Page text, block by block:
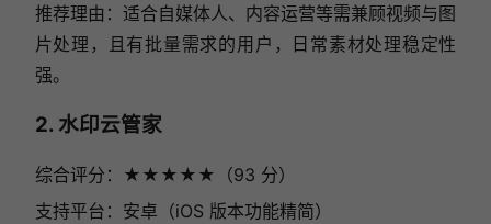
推荐理由：适合自媒体人、内容运营等需兼顾视频与图
片处理，且有批量需求的用户，日常素材处理稳定性
强。
2. 水印云管家
综合评分：★★★★★（93 分）
支持平台：安卓（iOS 版本功能精简）